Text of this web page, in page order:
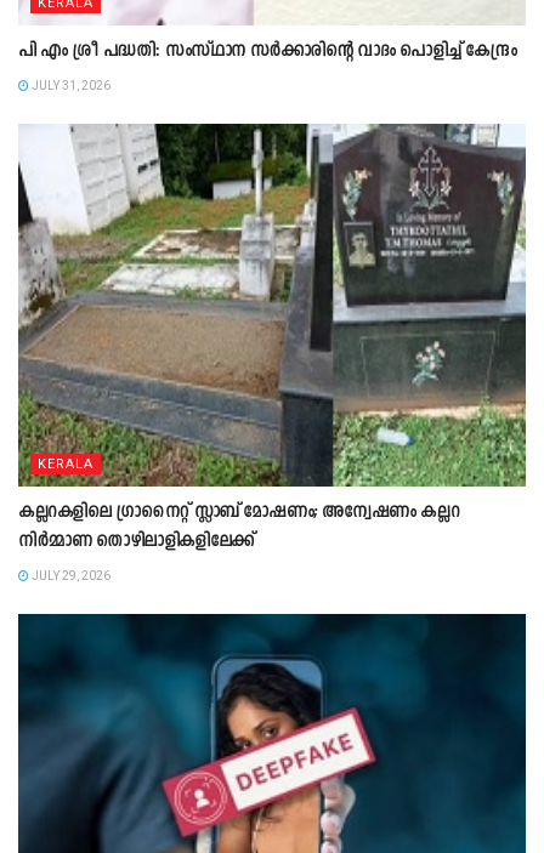
KERALA
പി എം ശ്രീ പദ്ധതി: സംസ്ഥാന സർക്കാരിന്റെ വാദം പൊളിച്ച് കേന്ദ്രം
JULY 31, 2026
KERALA
കല്ലറകളിലെ ഗ്രാനൈറ്റ് സ്ലാബ് മോഷണം; അന്വേഷണം കല്ലറ
നിർമ്മാണ തൊഴിലാളികളിലേക്ക്
JULY 29, 2026